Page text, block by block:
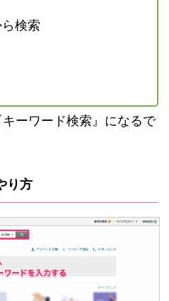
検索
ーワード検索』になるで
り方